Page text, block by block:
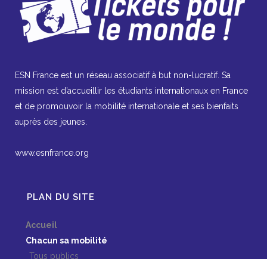
ESN France est un réseau associatif à but non-lucratif. Sa
mission est d’accueillir les étudiants internationaux en France
et de promouvoir la mobilité internationale et ses bienfaits
auprès des jeunes.
www.esnfrance.org
PLAN DU SITE
Accueil
Chacun sa mobilité
Tous publics